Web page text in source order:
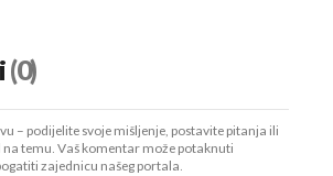
(0)
– podijelite svoje mišljenje, postavite pitanja ili
na temu. Vaš komentar može potaknuti
zajednicu našeg portala.